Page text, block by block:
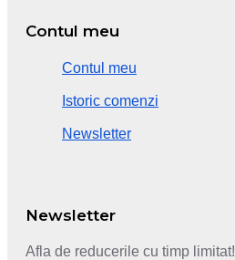
Contul meu
Contul meu
Istoric comenzi
Newsletter
Newsletter
Afla de reducerile cu timp limitat!